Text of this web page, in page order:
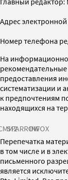
Адрес
Номер телефона
На
предоставления
систематизации и
к предпочтениям
находящихся на
SPARROWINFOX
Перепечатка
в том числе и в
письменного
является